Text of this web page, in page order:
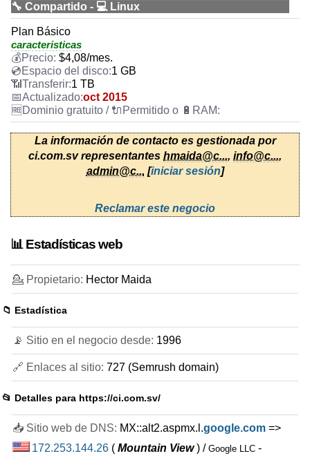
🔧 Compartido - 💻 Linux
Plan Básico
caracteristicas
$4,08/mes.
1 GB
1 TB
oct 2015
La información de contacto es gestionada por
ci.com.sv representantes hmaida@c..., info@c...,
admin@c... [iniciar sesión]
Reclamar este negocio
📊 Estadísticas web
💁 Propietario: Hector Maida
📁 Estadística
📡 Sitio en el negocio desde: 1996
🔗 Enlaces al sitio: 727 (Semrush domain)
📂 Detalles para https://ci.com.sv/
📥 Sitio web de DNS: MX::alt2.aspmx.l.google.com =>
172.253.144.26 ( Mountain View) / Google LLC -